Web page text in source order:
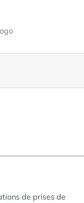
de prises de